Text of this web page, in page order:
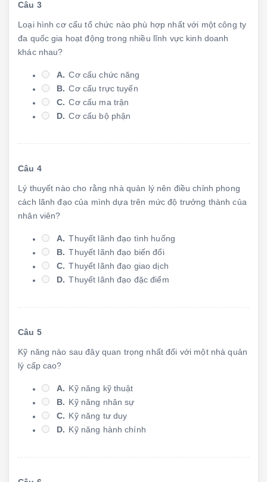
Câu 3
Loại hình cơ cấu tổ chức nào phù hợp nhất với một công ty
đa quốc gia hoạt động trong nhiều lĩnh vực kinh doanh
khác nhau?
A. Cơ cấu chức năng
B. Cơ cấu trực tuyến
C. Cơ cấu ma trận
D. Cơ cấu bộ phận
Câu 4
Lý thuyết nào cho rằng nhà quản lý nên điều chỉnh phong
cách lãnh đạo của mình dựa trên mức độ trưởng thành của
nhân viên?
A. Thuyết lãnh đạo tình huống
B. Thuyết lãnh đạo biến đổi
C. Thuyết lãnh đạo giao dịch
D. Thuyết lãnh đạo đặc điểm
Câu 5
Kỹ năng nào sau đây quan trọng nhất đối với một nhà quản
lý cấp cao?
A. Kỹ năng kỹ thuật
B. Kỹ năng nhân sự
C. Kỹ năng tư duy
D. Kỹ năng hành chính